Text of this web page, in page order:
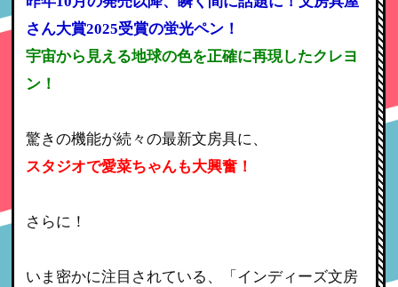
さん大賞2025受賞の蛍光ペン！
宇宙から見える地球の色を正確に再現したクレヨ
ン！
驚きの機能が続々の最新文房具に、
スタジオで愛菜ちゃんも大興奮！
さらに！
いま密かに注目されている、「インディーズ文房